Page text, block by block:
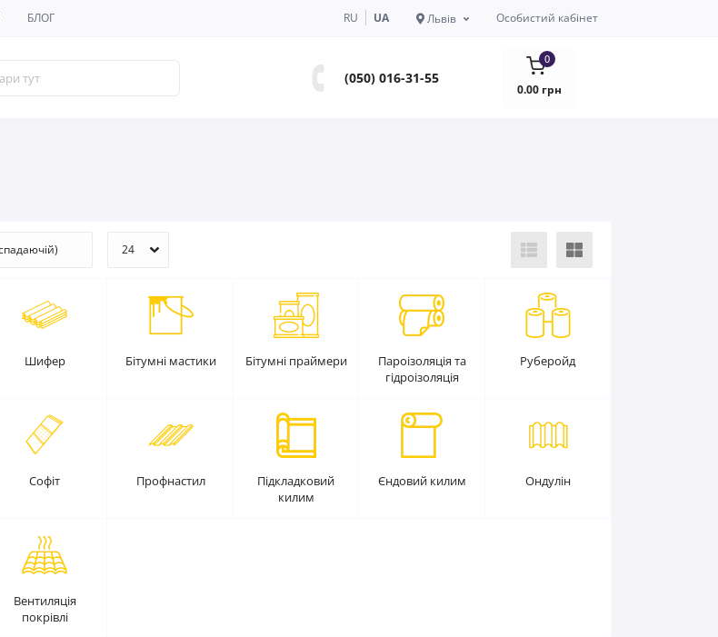
БЛОГ RU UA Львів Особистий кабінет
(050) 016-31-55
0
0.00 грн
Шифер Бітумні мастики Бітумні праймери
Пароізоляція та
гідроізоляція
Руберойд
Софіт Профнастил
Підкладковий
килим
Єндовий килим Ондулін
Вентиляція
покрівлі